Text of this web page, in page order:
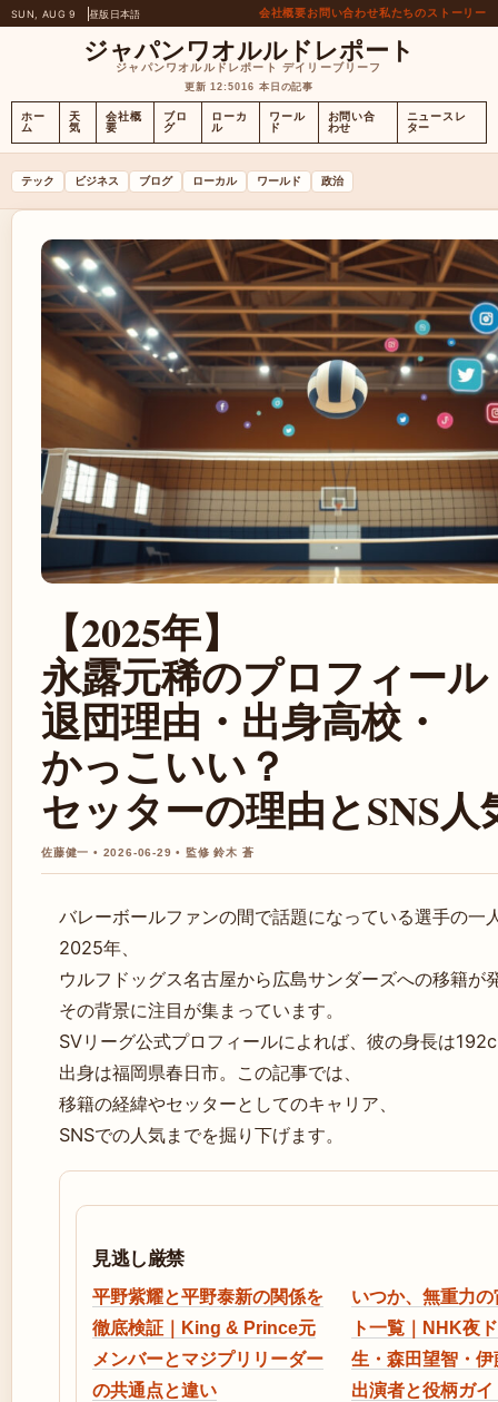
SUN, AUG 9 昼版 日本語 会社概要お問い合わせ私たちのストーリー
ジャパンワオルルドレポート
ジャパンワオルルドレポート デイリーブリーフ
更新 12:5016 本日の記事
ホー
ム
天
気
会社概
要
ブロ
グ
ローカ
ル
ワール
ド
お問い合
わせ
ニュースレ
ター
テック ビジネス ブログ ローカル ワールド 政治
【2025年】
永露元稀のプロフィール
退団理由・出身高校・
かっこいい？
セッターの理由とSNS人
佐藤健一 • 2026-06-29 • 監修 鈴木 蒼
バレーボールファンの間で話題になっている選手の一
2025年、
ウルフドッグス名古屋から広島サンダーズへの移籍が
その背景に注目が集まっています。
SVリーグ公式プロフィールによれば、彼の身長は
出身は福岡県春日市。この記事では、
移籍の経緯やセッターとしてのキャリア、
SNSでの人気までを掘り下げます。
見逃し厳禁
平野紫耀と平野泰新の関係を
徹底検証｜King & Prince元
メンバーとマジプリリーダー
の共通点と違い
いつか、無重力
ト一覧｜NHK夜
生・森田望智・
出演者と役柄ガイ